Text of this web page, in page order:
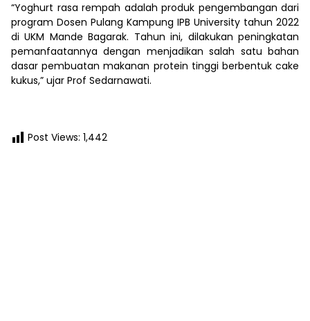
“Yoghurt rasa rempah adalah produk pengembangan dari
program Dosen Pulang Kampung IPB University tahun 2022
di UKM Mande Bagarak. Tahun ini, dilakukan peningkatan
pemanfaatannya dengan menjadikan salah satu bahan
dasar pembuatan makanan protein tinggi berbentuk cake
kukus,” ujar Prof Sedarnawati.
Post Views: 1,442